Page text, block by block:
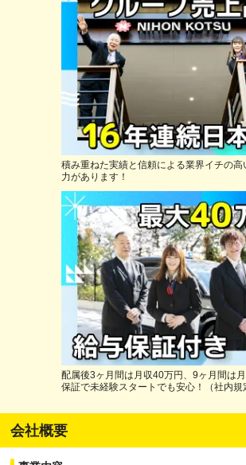
積み重ねた実績と信頼による業界イチの高
力があります！
配属後3ヶ月間は月収40万円、9ヶ月間は
保証で未経験スタートでも安心！（社内規
会社概要